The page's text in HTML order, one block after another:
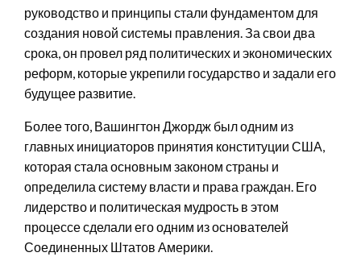
руководство и принципы стали фундаментом для
создания новой системы правления. За свои два
срока, он провел ряд политических и экономических
реформ, которые укрепили государство и задали его
будущее развитие.
Более того, Вашингтон Джордж был одним из
главных инициаторов принятия конституции США,
которая стала основным законом страны и
определила систему власти и права граждан. Его
лидерство и политическая мудрость в этом
процессе сделали его одним из основателей
Соединенных Штатов Америки.